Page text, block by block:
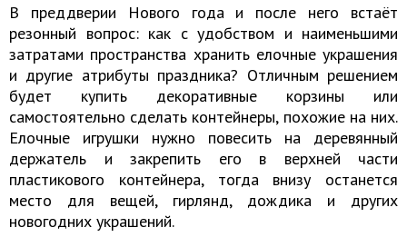
В преддверии Нового года и после него встаёт
резонный вопрос: как с удобством и наименьшими
затратами пространства хранить елочные украшения
и другие атрибуты праздника? Отличным решением
будет купить декоративные корзины или
самостоятельно сделать контейнеры, похожие на них.
Елочные игрушки нужно повесить на деревянный
держатель и закрепить его в верхней части
пластикового контейнера, тогда внизу останется
место для вещей, гирлянд, дождика и других
новогодних украшений.